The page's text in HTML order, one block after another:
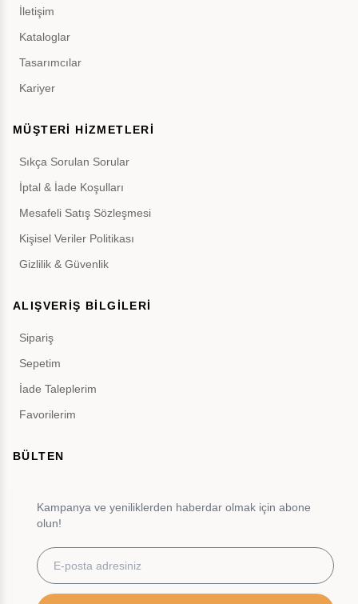
İletişim
Kataloglar
Tasarımcılar
Kariyer
MÜŞTERİ HİZMETLERİ
Sıkça Sorulan Sorular
İptal & İade Koşulları
Mesafeli Satış Sözleşmesi
Kişisel Veriler Politikası
Gizlilik & Güvenlik
ALIŞVERİŞ BİLGİLERİ
Sipariş
Sepetim
İade Taleplerim
Favorilerim
BÜLTEN
Kampanya ve yeniliklerden haberdar olmak için abone
olun!